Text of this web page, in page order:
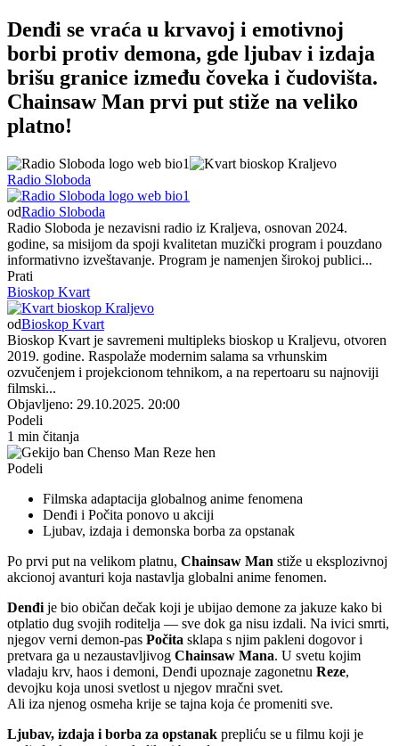
Denđi se vraća u krvavoj i emotivnoj
borbi protiv demona, gde ljubav i izdaja
brišu granice između čoveka i čudovišta.
Chainsaw Man prvi put stiže na veliko
platno!
Radio Sloboda
odRadio Sloboda
Radio Sloboda je nezavisni radio iz Kraljeva, osnovan 2024.
godine, sa misijom da spoji kvalitetan muzički program i pouzdano
informativno izveštavanje. Program je namenjen širokoj publici...
Prati
Bioskop Kvart
odBioskop Kvart
Bioskop Kvart je savremeni multipleks bioskop u Kraljevu, otvoren
2019. godine. Raspolaže modernim salama sa vrhunskim
ozvučenjem i projekcionom tehnikom, a na repertoaru su najnoviji
filmski...
Objavljeno: 29.10.2025. 20:00
Podeli
1 min čitanja
Podeli
Filmska adaptacija globalnog anime fenomena
Denđi i Počita ponovo u akciji
Ljubav, izdaja i demonska borba za opstanak
Po prvi put na velikom platnu, Chainsaw Man stiže u eksplozivnoj
akcionoj avanturi koja nastavlja globalni anime fenomen.
Denđi je bio običan dečak koji je ubijao demone za jakuze kako bi
otplatio dug svojih roditelja — sve dok ga nisu izdali. Na ivici smrti,
njegov verni demon-pas Počita sklapa s njim pakleni dogovor i
pretvara ga u nezaustavljivog Chainsaw Mana. U svetu kojim
vladaju krv, haos i demoni, Denđi upoznaje zagonetnu Reze,
devojku koja unosi svetlost u njegov mračni svet.
Ali iza njenog osmeha krije se tajna koja će promeniti sve.
Ljubav, izdaja i borba za opstanak prepliću se u filmu koji je